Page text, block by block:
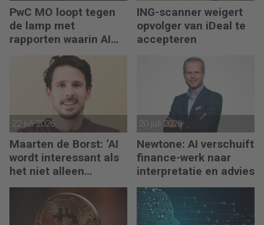
PwC MO loopt tegen
de lamp met
rapporten waarin AI
erop los liegt
ING-scanner weigert
opvolger van iDeal te
accepteren
22 juli 2026
Maarten de Borst: ‘AI
wordt interessant als
het niet alleen
meedenkt, maar ook
20 juli 2026
Newtone: AI verschuift
finance-werk naar
interpretatie en advies